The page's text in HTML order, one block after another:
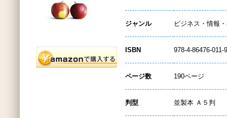
ジャンル ビジネス・情報
ISBN 978-4-86476-011-9
ページ数 190ページ
判型 並製本 Ａ５判